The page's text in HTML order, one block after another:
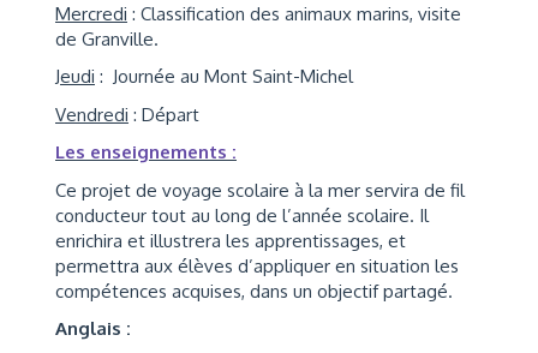
Mercredi : Classification des animaux marins, visite
de Granville.
Jeudi : Journée au Mont Saint-Michel
Vendredi : Départ
Les enseignements :
Ce projet de voyage scolaire à la mer servira de fil
conducteur tout au long de l’année scolaire. Il
enrichira et illustrera les apprentissages, et
permettra aux élèves d’appliquer en situation les
compétences acquises, dans un objectif partagé.
Anglais :